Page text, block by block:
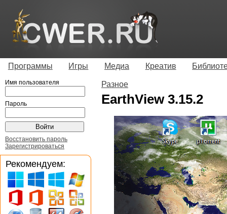
Программы Игры Медиа Креатив
Разное
EarthView 3.15.2
Имя пользователя
Пароль
Восстановить пароль
Зарегистрироваться
Рекомендуем: